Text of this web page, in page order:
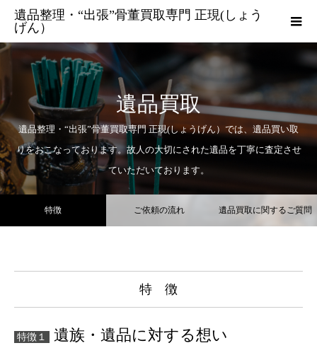
遺品整理・“出張”骨董買取専門 正現(しょう
げん）
遺品買取
遺品整理・“出張”骨董買取専門 正現(しょうげん）では、遺品買い取
りをおこなっております。故人の大切にされた遺品を丁寧に査定させ
ていただいております。
特徴 ご依頼の流れ 遺品買取に関するご質問
特 徴
特徴１ 遺族・遺品に対する想い